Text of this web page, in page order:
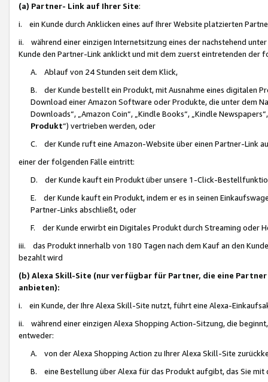
(a) Partner- Link auf Ihrer Site:
i. ein Kunde durch Anklicken eines auf Ihrer Website platzierten
ii. während einer einzigen Internetsitzung eines der nachstehend
Kunde den Partner-Link anklickt und mit dem zuerst eintretenden der
A. Ablauf von 24 Stunden seit dem Klick,
B. der Kunde bestellt ein Produkt, mit Ausnahme eines digitalen
Download einer Amazon Software oder Produkte, die unter dem
Downloads“, „Amazon Coin“, „Kindle Books“, „Kindle
Produkt“) vertrieben werden, oder
C. der Kunde ruft eine Amazon-Website über einen Partner-Link
einer der folgenden Fälle eintritt:
D. der Kunde kauft ein Produkt über unsere 1-Click-
E. der Kunde kauft ein Produkt, indem er es in seinen
Partner-Links abschließt, oder
F. der Kunde erwirbt ein Digitales Produkt durch Streaming oder
iii. das Produkt innerhalb von 180 Tagen nach dem Kauf an den
bezahlt wird
(b) Alexa Skill-Site (nur verfügbar für Partner, die eine
anbieten):
i. ein Kunde, der Ihre Alexa Skill-Site nutzt, führt eine Alexa-
ii. während einer einzigen Alexa Shopping Action-Sitzung, die
entweder:
A. von der Alexa Shopping Action zu Ihrer Alexa Skill-Site
B. eine Bestellung über Alexa für das Produkt aufgibt, das Sie mit